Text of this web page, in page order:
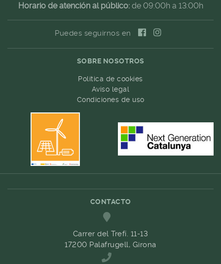
Horario de atención al público:de 09:00h a 13:00h
Puedes seguirnos en
SOBRE NOSOTROS
Política de cookies
Aviso legal
Condiciones de uso
CONTACTO
Carrer del Trefí. 11-13
17200 Palafrugell, Girona